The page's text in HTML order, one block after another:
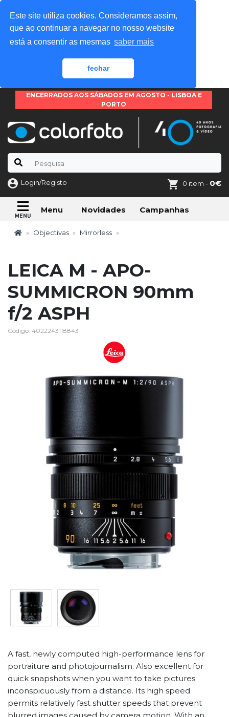
Este site utiliza cookies. Consideramos assim,
que ao continuar a navegar no nosso website
está a consentir as mesmas saber mais
fechar
ENCERRADOS AOS SÁBADOS EM AGOSTO - LISBOA E
PORTO
Login/Registo 0 item - 0€
Menu Novidades Campanhas
Objectivas Mirrorless
LEICA M - APO-
SUMMICRON 90mm
f/2 ASPH
Código: 4022243118843
A fast, newly computed high-performance lens for
portraiture and photojournalism. Also excellent for
quick snapshots when you want to take pictures
inconspicuously from a distance. Its high speed
permits relatively fast shutter speeds that prevent